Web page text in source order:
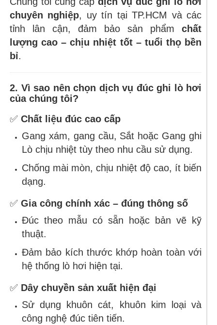
chuyên nghiệp, uy tín tại TP.HCM và các
tỉnh lân cận, đảm bảo sản phẩm chất
lượng cao – chịu nhiệt tốt – tuổi thọ bền
bỉ.
2. Vì sao nên chọn dịch vụ đúc ghi lò hơi
của chúng tôi?
✅ Chất liệu đúc cao cấp
Gang xám, gang cầu, Sắt hoặc Gang ghi
Lò chịu nhiệt tùy theo nhu cầu sử dụng.
Chống mài mòn, chịu nhiệt độ cao, ít biến
dạng.
✅ Gia công chính xác – đúng thông số
Đúc theo mẫu có sẵn hoặc bản vẽ kỹ
thuật.
Đảm bảo kích thước khớp hoàn toàn với
hệ thống lò hơi hiện tại.
✅ Dây chuyền sản xuất hiện đại
Sử dụng khuôn cát, khuôn kim loại và
công nghệ đúc tiên tiến.